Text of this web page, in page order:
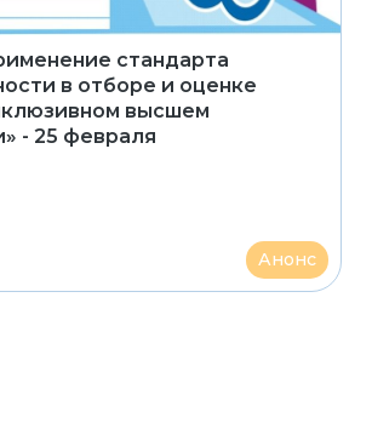
стандарта
в отборе и оценке
высшем
- 25 февраля
Анонс